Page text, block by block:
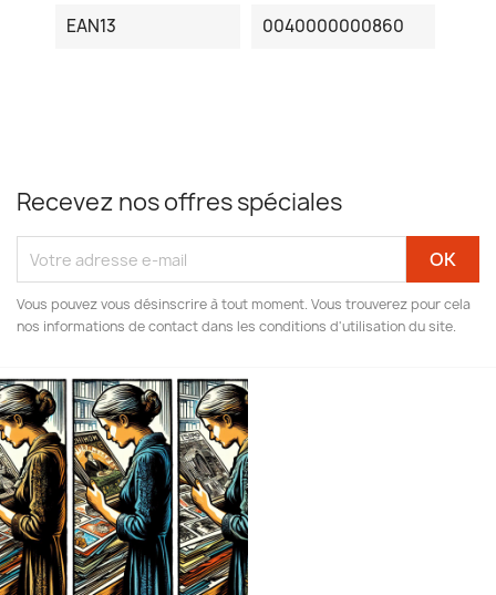
EAN13
0040000000860
Recevez nos offres spéciales
Vous pouvez vous désinscrire à tout moment. Vous trouverez pour cela
nos informations de contact dans les conditions d'utilisation du site.